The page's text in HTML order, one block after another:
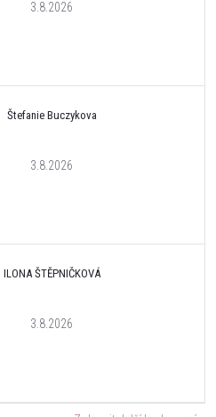
3.8.2026
Štefanie Buczykova
3.8.2026
ILONA ŠTĚPNIČKOVÁ
3.8.2026